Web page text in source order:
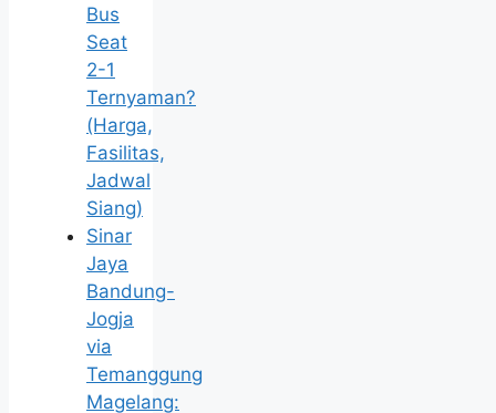
Bus
Seat
2-1
Ternyaman?
(Harga,
Fasilitas,
Jadwal
Siang)
Sinar
Jaya
Bandung-
Jogja
via
Temanggung
Magelang: